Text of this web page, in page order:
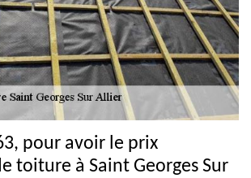
pour avoir le prix
toiture à Saint Georges Sur